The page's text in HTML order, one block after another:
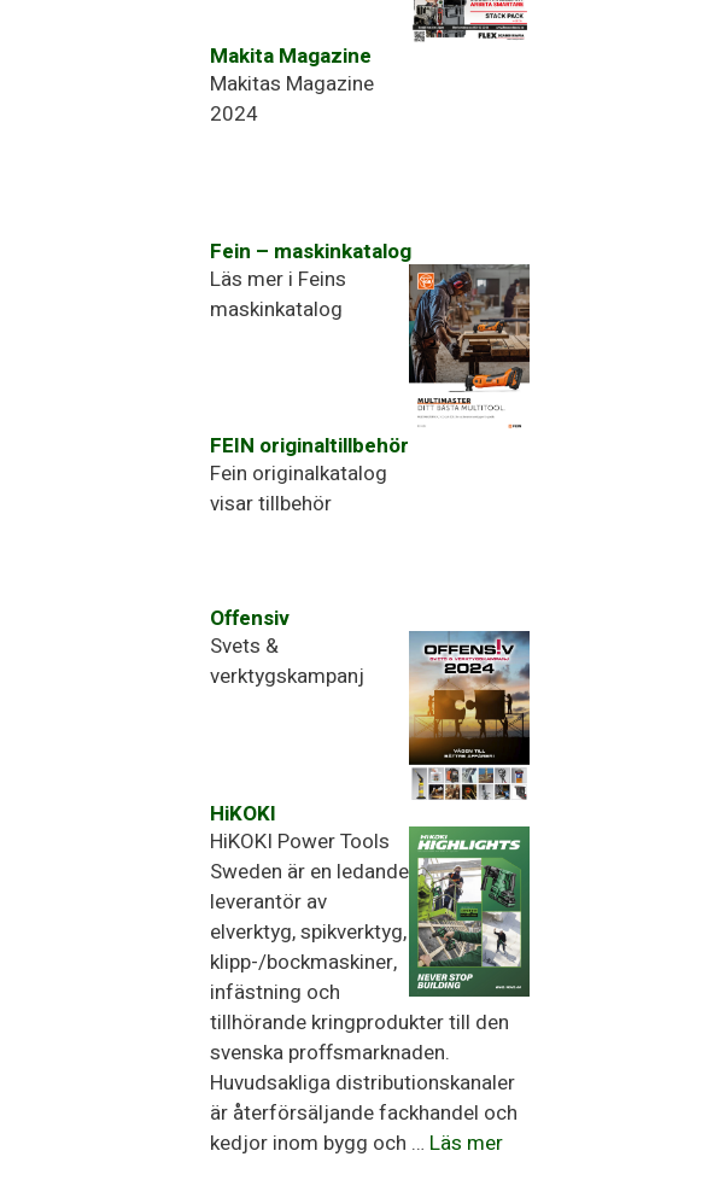
Makita Magazine
Makitas Magazine
Fein – maskinkatalog
Läs mer i Feins
maskinkatalog
FEIN originaltillbehör
Fein originalkatalog
Offensiv
Svets &
HiKOKI
HiKOKI Power Tools
Sweden är en ledande
leverantör av
elverktyg, spikverktyg,
klipp-/bockmaskiner,
infästning och
tillhörande kringprodukter till den
svenska proffsmarknaden.
Huvudsakliga distributionskanaler
är återförsäljande fackhandel och
kedjor inom bygg och …